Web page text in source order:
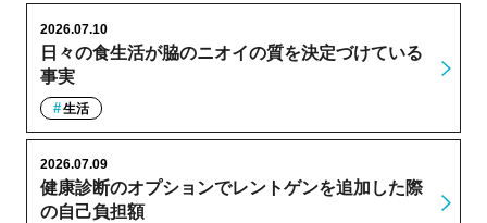
日々の食生活が脇のニオイの質を決定づけている
事実
2026.07.10
生活
健康診断のオプションでレントゲンを追加した際
の自己負担額
2026.07.09